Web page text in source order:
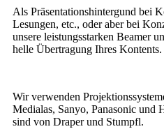
Als Präsentationshintergund bei
Lesungen, etc., oder aber bei
unsere leistungsstarken Beamer
helle Übertragung Ihres Kontents.
Wir verwenden
Medialas, Sanyo, Panasonic und
sind von Draper und Stumpfl.